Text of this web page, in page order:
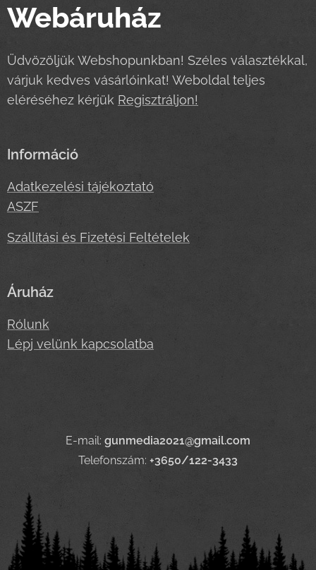
Webáruház
Üdvözöljük Webshopunkban! Széles választékkal,
várjuk kedves vásárlóinkat! Weboldal teljes
eléréséhez kérjük Regisztráljon!
Információ
Adatkezelési tájékoztató
ASZF
Szállítási és Fizetési Feltételek
Áruház
Rólunk
Lépj velünk kapcsolatba
E-mail: gunmedia2021@gmail.com
Telefonszám: +3650/122-3433